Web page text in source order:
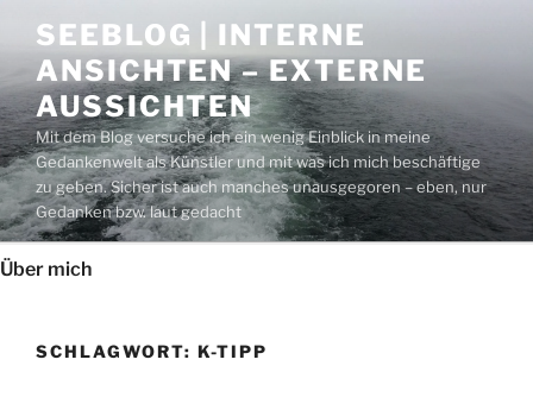
Inhalt
springen
SEEBLOG | INTERNE
ANSICHTEN – EXTERNE
AUSSICHTEN
Mit dem Blog versuche ich ein wenig Einblick in meine
Gedankenwelt als Künstler und mit was ich mich beschäftige
zu geben. Sicher ist auch manches unausgegoren – eben, nur
Gedanken bzw. laut gedacht
Über mich
SCHLAGWORT: K-TIPP